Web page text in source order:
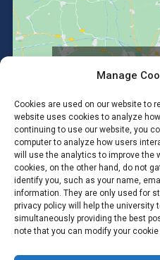
Manage
Cookies are used on our website to
website uses cookies to analyze
continuing to use our website, you
computer to analyze how users
will use the analytics to improve the
cookies, on the other hand, do not
identify you, such as your name,
information. They are only used for
privacy policy will help the university
simultaneously providing the best
note that you can modify your
enable